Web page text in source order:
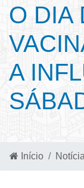
O DIA
A
Início